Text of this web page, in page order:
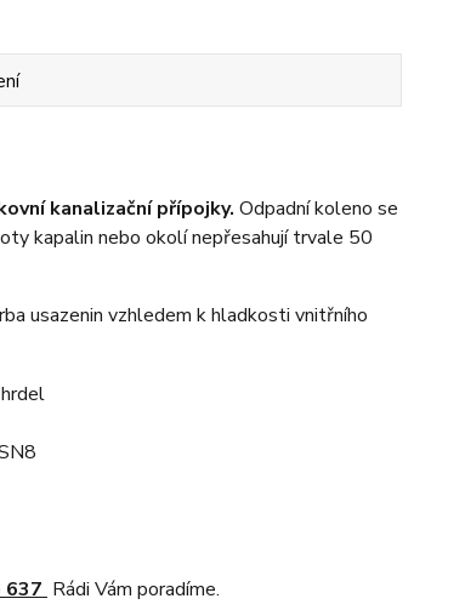
kanalizační přípojky. Odpadní koleno se
kapalin nebo okolí nepřesahují trvale 50
usazenin vzhledem k hladkosti vnitřního
637 Rádi Vám poradíme.